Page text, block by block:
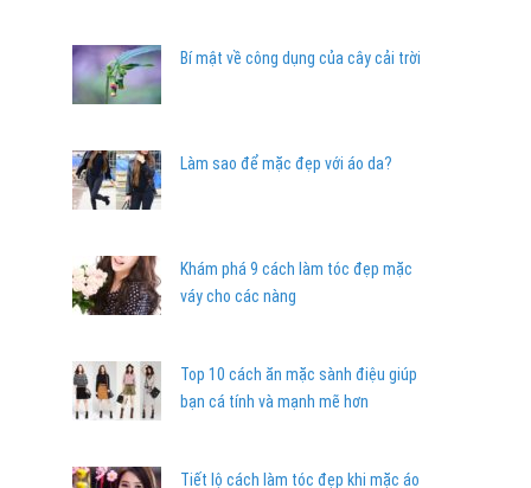
Bí mật về công dụng của cây cải trời
Làm sao để mặc đẹp với áo da?
Khám phá 9 cách làm tóc đẹp mặc
váy cho các nàng
Top 10 cách ăn mặc sành điệu giúp
bạn cá tính và mạnh mẽ hơn
Tiết lộ cách làm tóc đẹp khi mặc áo